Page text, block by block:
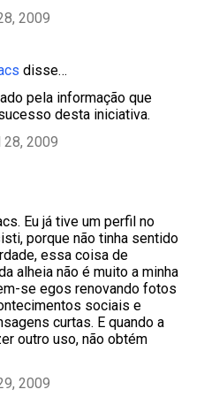
2009
disse…
pela informação que
desta iniciativa.
28, 2009
Eu já tive um perfil no
porque não tinha sentido
essa coisa de
alheia não é muito a minha
se egos renovando fotos
sociais e
curtas. E quando a
outro uso, não obtém
2009